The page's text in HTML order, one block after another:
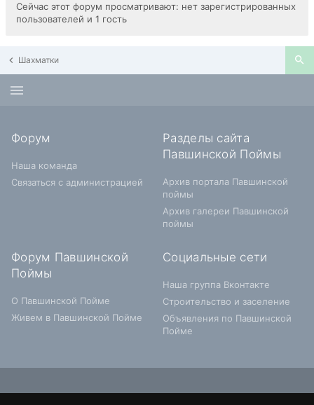
Сейчас этот форум просматривают: нет зарегистрированных
пользователей и 1 гость
Шахматки
Форум
Наша команда
Связаться с администрацией
Разделы сайта
Павшинской Поймы
Архив портала Павшинской
поймы
Архив галереи Павшинской
поймы
Форум Павшинской
Поймы
О Павшинской Пойме
Живем в Павшинской Пойме
Социальные сети
Наша группа Вконтакте
Строительство и заселение
Объявления по Павшинской
Пойме